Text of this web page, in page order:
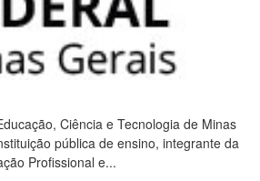
Ciência e Tecnologia de Minas
pública de ensino, integrante da
Profissional e...